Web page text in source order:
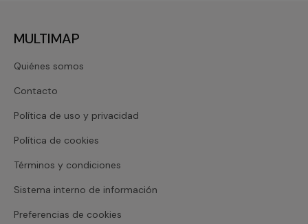
MULTIMAP
Quiénes somos
Contacto
Política de uso y privacidad
Política de cookies
Términos y condiciones
Sistema interno de información
Preferencias de cookies